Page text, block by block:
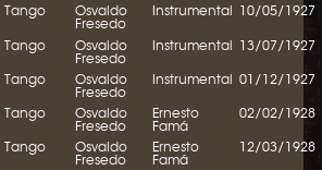
Tango
Osvaldo
Fresedo
Instrumental 10/05/1927
Tango
Osvaldo
Fresedo
Instrumental 13/07/1927
Tango
Osvaldo
Fresedo
Instrumental 01/12/1927
Tango
Osvaldo
Fresedo
Ernesto
Famá
02/02/1928
Tango
Osvaldo
Fresedo
Ernesto
Famá
12/03/1928